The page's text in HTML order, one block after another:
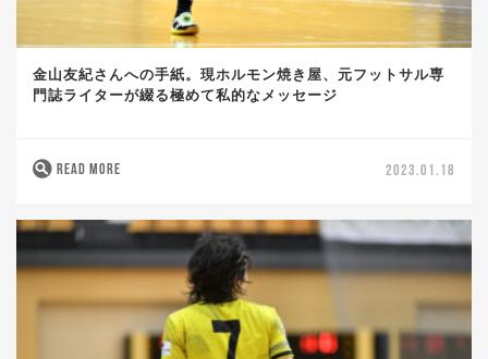
金山友紀さんへの手紙。現ホルモン焼き屋、元フットサル専
門誌ライターが綴る極めて私的なメッセージ
READ MORE 2023.01.18